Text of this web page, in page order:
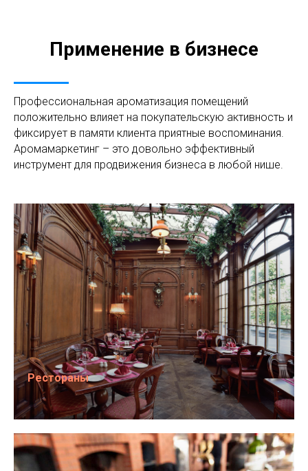
Применение в бизнесе
Профессиональная ароматизация помещений
положительно влияет на покупательскую активность и
фиксирует в памяти клиента приятные воспоминания.
Аромамаркетинг – это довольно эффективный
инструмент для продвижения бизнеса в любой нише.
Рестораны